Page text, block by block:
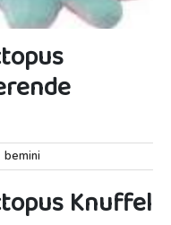
Knuffel